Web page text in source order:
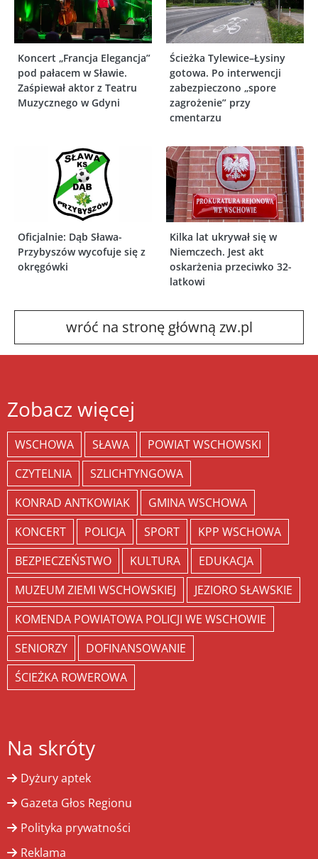
Koncert „Francja Elegancja”
pod pałacem w Sławie.
Zaśpiewał aktor z Teatru
Muzycznego w Gdyni
Ścieżka Tylewice–Łysiny
gotowa. Po interwencji
zabezpieczono „spore
zagrożenie” przy
cmentarzu
Oficjalnie: Dąb Sława-
Przybyszów wycofuje się z
okręgówki
Kilka lat ukrywał się w
Niemczech. Jest akt
oskarżenia przeciwko 32-
latkowi
wróć na stronę główną zw.pl
Zobacz więcej
WSCHOWA SŁAWA
POWIAT WSCHOWSKI
CZYTELNIA
SZLICHTYNGOWA
KONRAD ANTKOWIAK
GMINA WSCHOWA
KONCERT
POLICJA SPORT
KPP WSCHOWA
BEZPIECZEŃSTWO
KULTURA
EDUKACJA
MUZEUM ZIEMI WSCHOWSKIEJ
JEZIORO SŁAWSKIE
KOMENDA POWIATOWA POLICJI WE WSCHOWIE
SENIORZY
DOFINANSOWANIE
ŚCIEŻKA ROWEROWA
Na skróty
Dyżury aptek
Gazeta Głos Regionu
Polityka prywatności
Reklama